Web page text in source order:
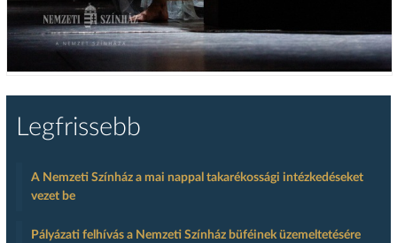
Legfrissebb
A Nemzeti Színház a mai nappal takarékossági intézkedéseket
vezet be
Pályázati felhívás a Nemzeti Színház büféinek üzemeltetésére